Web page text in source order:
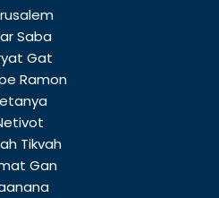
Saba
Gat
Ramon
Tikvah
Gan